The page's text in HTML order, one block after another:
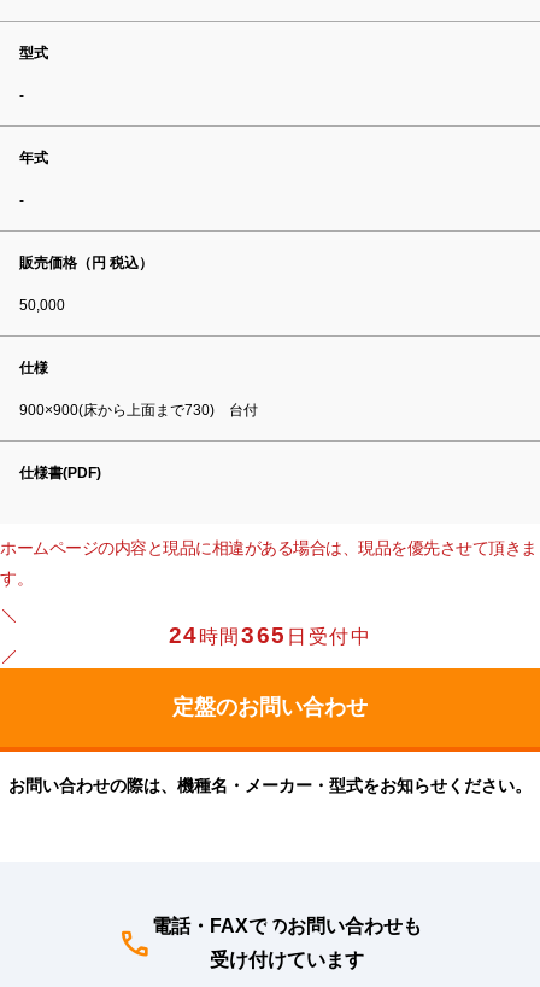
型式
-
年式
-
販売価格（円 税込）
50,000
仕様
900×900(床から上面まで730) 台付
仕様書(PDF)
ホームページの内容と現品に相違がある場合は、現品を優先させて頂きま
す。
24時間365 日受付中
お問い合わせの際は、機種名・メーカー・型式をお知らせください。
電話・FAXでのお問い合わせも
受け付けています